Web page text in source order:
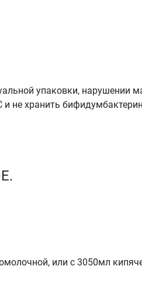
упаковки, нарушении
не хранить
или с 3050мл